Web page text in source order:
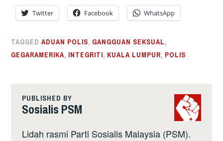
Twitter Facebook WhatsApp
TAGGEDADUAN POLIS, GANGGUAN SEKSUAL,
GEGARAMERIKA, INTEGRITI, KUALA LUMPUR, POLIS
PUBLISHED BY
Sosialis PSM
Lidah rasmi Parti Sosialis Malaysia (PSM).